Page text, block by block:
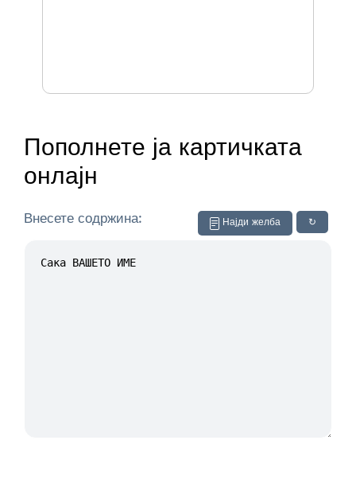
Пополнете ја картичката
онлајн
↻
Најди желба
Внесете содржина: